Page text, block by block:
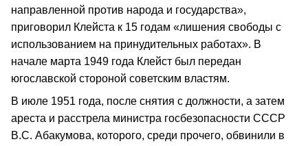
направленной против народа и государства»,
приговорил Клейста к 15 годам «лишения свободы с
использованием на принудительных работах». В
начале марта 1949 года Клейст был передан
югославской стороной советским властям.
В июле 1951 года, после снятия с должности, а затем
ареста и расстрела министра госбезопасности СССР
В.С. Абакумова, которого, среди прочего, обвинили в